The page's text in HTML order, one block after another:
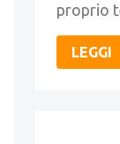
proprio
LEGGI